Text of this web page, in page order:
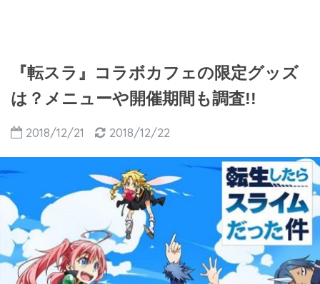
『転スラ』コラボカフェの限定グッズ
は？メニューや開催期間も調査!!
2018/12/21 2018/12/22